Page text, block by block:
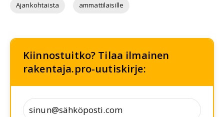
Ajankohtaista ammattilaisille
Kiinnostuitko? Tilaa ilmainen
rakentaja.pro-uutiskirje: